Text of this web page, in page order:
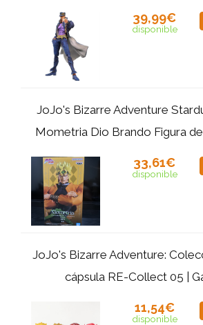
39,99€
disponible
JoJo's Bizarre Adventure
Mometria Dio Brando Figura
33,61€
disponible
JoJo's Bizarre Adventure:
cápsula RE-Collect 05 |
11,54€
disponible